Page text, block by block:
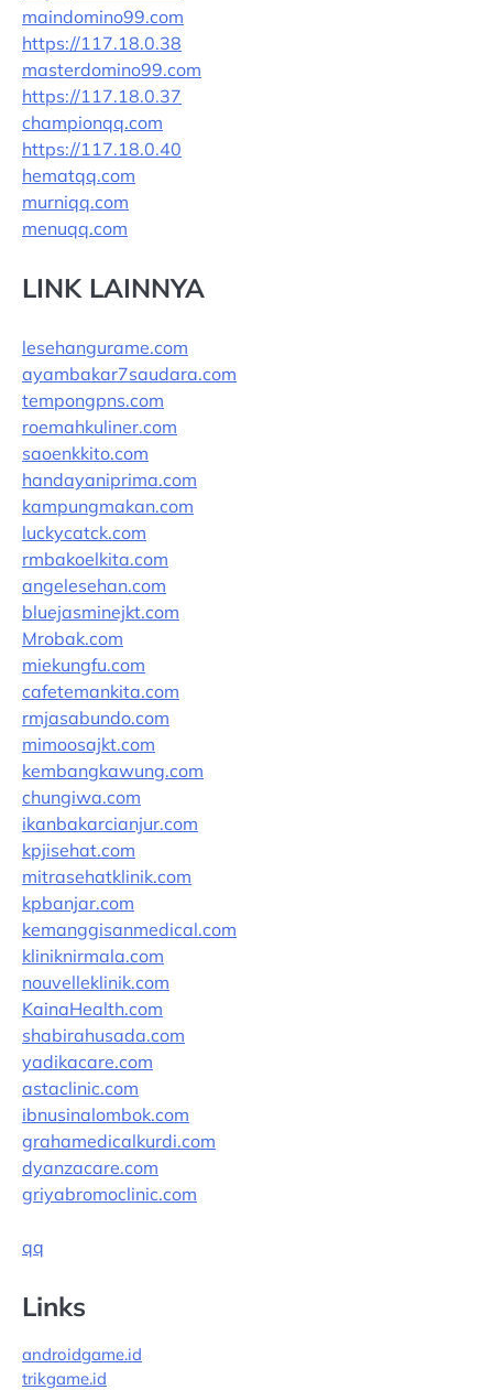
maindomino99.com
https://117.18.0.38
masterdomino99.com
https://117.18.0.37
championqq.com
https://117.18.0.40
hematqq.com
murniqq.com
menuqq.com
LINK LAINNYA
lesehangurame.com
ayambakar7saudara.com
tempongpns.com
roemahkuliner.com
saoenkkito.com
handayaniprima.com
kampungmakan.com
luckycatck.com
rmbakoelkita.com
angelesehan.com
bluejasminejkt.com
Mrobak.com
miekungfu.com
cafetemankita.com
rmjasabundo.com
mimoosajkt.com
kembangkawung.com
chungiwa.com
ikanbakarcianjur.com
kpjisehat.com
mitrasehatklinik.com
kpbanjar.com
kemanggisanmedical.com
kliniknirmala.com
nouvelleklinik.com
KainaHealth.com
shabirahusada.com
yadikacare.com
astaclinic.com
ibnusinalombok.com
grahamedicalkurdi.com
dyanzacare.com
griyabromoclinic.com
qq
Links
androidgame.id
trikgame.id